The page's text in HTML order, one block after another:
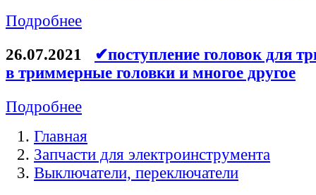
Подробнее
26.07.2021
✔поступление головок для
в триммерные головки и многое другое
Подробнее
Главная
Запчасти для электроинструмента
Выключатели, переключатели